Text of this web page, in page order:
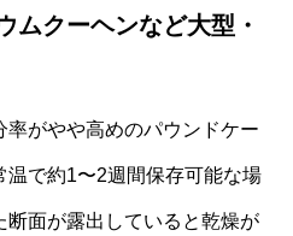
ムクーヘンなど大型・
がやや高めのパウンドケー
温で約1〜2週間保存可能な場
面が露出していると乾燥が